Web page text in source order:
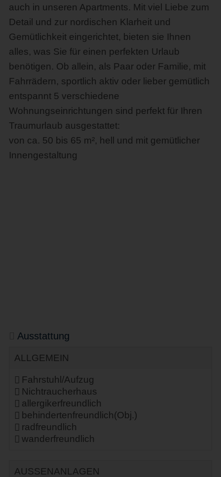
auch in unseren Apartments. Mit viel Liebe zum
Detail und zur nordischen Klarheit und
Gemütlichkeit eingerichtet, bieten sie Ihnen
alles, was Sie für einen perfekten Urlaub
benötigen. Ob allein, als Paar oder Familie, mit
Fahrrädern, sportlich aktiv oder lieber gemütlich
entspannt 5 verschiedene
Wohnungseinrichtungen sind perfekt für Ihren
Traumurlaub ausgestattet:
von ca. 50 bis 65 m², hell und mit gemütlicher
Innengestaltung
Ausstattung
ALLGEMEIN
Fahrstuhl/Aufzug
Nichtraucherhaus
allergikerfreundlich
behindertenfreundlich(Obj.)
radfreundlich
wanderfreundlich
AUSSENANLAGEN